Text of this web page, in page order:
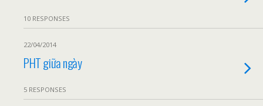
10 RESPONSES
22/04/2014
PHT giữa ngày
5 RESPONSES